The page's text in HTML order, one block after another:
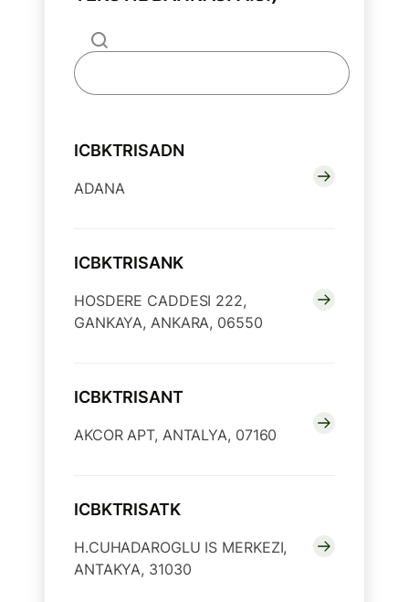
ICBKTRISADN
ADANA
ICBKTRISANK
HOSDERE CADDESI 222,
GANKAYA, ANKARA, 06550
ICBKTRISANT
AKCOR APT, ANTALYA, 07160
ICBKTRISATK
H.CUHADAROGLU IS MERKEZI,
ANTAKYA, 31030